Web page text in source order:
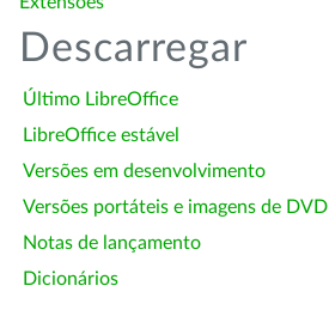
Descarregar
Último LibreOffice
LibreOffice estável
Versões em desenvolvimento
Versões portáteis e imagens de DVD
Notas de lançamento
Dicionários